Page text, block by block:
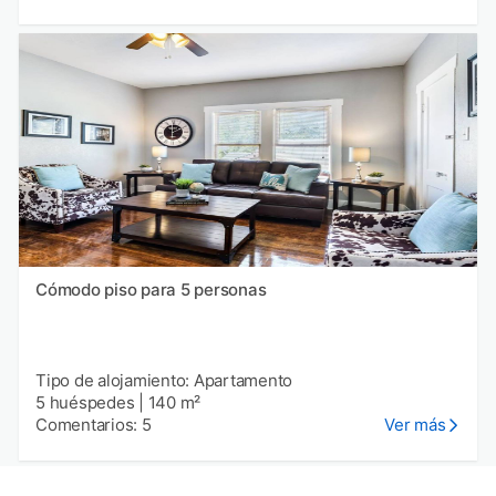
Cómodo piso para 5 personas
Tipo de alojamiento: Apartamento
5 huéspedes
140 m²
Comentarios: 5
Ver más